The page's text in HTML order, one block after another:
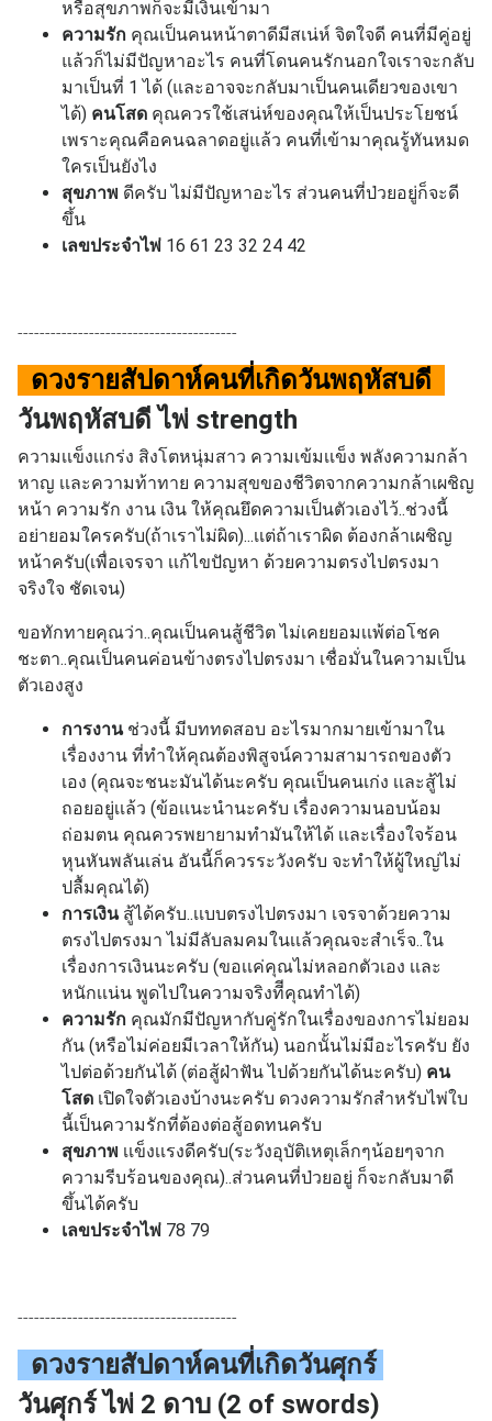
หรือสุขภาพก็จะมีเงินเข้ามา
ความรัก คุณเป็นคนหน้าตาดีมีสเน่ห์ จิตใจดี คนที่มีคู่อยู่
แล้วก็ไม่มีปัญหาอะไร คนที่โดนคนรักนอกใจเราจะกลับ
มาเป็นที่ 1 ได้ (และอาจจะกลับมาเป็นคนเดียวของเขา
ได้) คนโสด คุณควรใช้เสน่ห์ของคุณให้เป็นประโยชน์
เพราะคุณคือคนฉลาดอยู่แล้ว คนที่เข้ามาคุณรู้ทันหมด
ใครเป็นยังไง
สุขภาพ ดีครับ ไม่มีปัญหาอะไร ส่วนคนที่ป่วยอยู่ก็จะดี
ขึ้น
เลขประจำไพ่ 16 61 23 32 24 42
----------------------------------------
ดวงรายสัปดาห์คนที่เกิดวันพฤหัสบดี
วันพฤหัสบดี ไพ่ strength
ความเเข็งเเกร่ง สิงโตหนุ่มสาว ความเข้มเเข็ง พลังความกล้า
หาญ เเละความท้าทาย ความสุขของชีวิตจากความกล้าเผชิญ
หน้า ความรัก งาน เงิน ให้คุณยึดความเป็นตัวเองไว้..ช่วงนี้
อย่ายอมใครครับ(ถ้าเราไม่ผิด)...เเต่ถ้าเราผิด ต้องกล้าเผชิญ
หน้าครับ(เพื่อเจรจา เเก้ไขปัญหา ด้วยความตรงไปตรงมา
จริงใจ ชัดเจน)
ขอทักทายคุณว่า..คุณเป็นคนสู้ชีวิต ไม่เคยยอมเเพ้ต่อโชค
ชะตา..คุณเป็นคนค่อนข้างตรงไปตรงมา เชื่อมั่นในความเป็น
ตัวเองสูง
การงานช่วงนี้ มีบททดสอบ อะไรมากมายเข้ามาใน
เรื่องงาน ที่ทำให้คุณต้องพิสูจน์ความสามารถของตัว
เอง (คุณจะชนะมันได้นะครับ คุณเป็นคนเก่ง เเละสู้ไม่
ถอยอยู่เเล้ว (ข้อเเนะนำนะครับ เรื่องความนอบน้อม
ถ่อมตน คุณควรพยายามทำมันให้ได้ เเละเรื่องใจร้อน
หุนหันพลันเล่น อันนี้ก็ควรระวังครับ จะทำให้ผู้ใหญ่ไม่
ปลื้มคุณได้)
การเงินสู้ได้ครับ..เเบบตรงไปตรงมา เจรจาด้วยความ
ตรงไปตรงมา ไม่มีลับลมคมในเเล้วคุณจะสำเร็จ..ใน
เรื่องการเงินนะครับ (ขอเเค่คุณไม่หลอกตัวเอง เเละ
หนักเเน่น พูดไปในความจริงทีีคุณทำได้)
ความรัก คุณมักมีปัญหากับคู่รักในเรื่องของการไม่ยอม
กัน (หรือไม่ค่อยมีเวลาให้กัน) นอกนั้นไม่มีอะไรครับ ยัง
ไปต่อด้วยกันได้ (ต่อสู้ฝ่าฟัน ไปด้วยกันได้นะครับ) คน
โสด เปิดใจตัวเองบ้างนะครับ ดวงความรักสำหรับไพ่ใบ
นี้เป็นความรักที่ต้องต่อสู้อดทนครับ
สุขภาพ เเข็งเเรงดีครับ(ระวังอุบัติเหตุเล็กๆน้อยๆจาก
ความรีบร้อนของคุณ)..ส่วนคนที่ป่วยอยู่ ก็จะกลับมาดี
ขึ้นได้ครับ
เลขประจำไพ่ 78 79
----------------------------------------
ดวงรายสัปดาห์คนที่เกิดวันศุกร์
วันศุกร์ ไพ่ 2 ดาบ (2 of swords)